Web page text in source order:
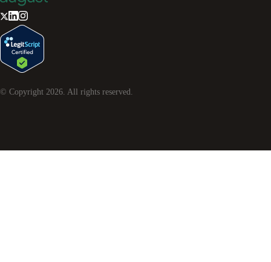
© Copyright 2026. All rights reserved.